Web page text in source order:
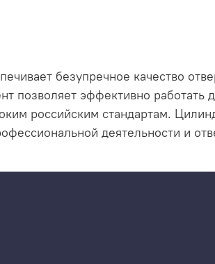
безупречное качество
эффективно работать
российским стандартам.
деятельности и